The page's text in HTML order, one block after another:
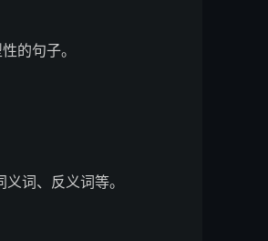
的句子。
词、反义词等。